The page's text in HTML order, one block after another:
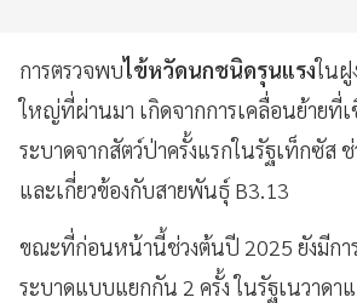
การตรวจพบไข้หวัดนกชนิดรุนแรงในฝู
ใหญ่ที่ผ่านมา เกิดจากการเคลื่อนย้ายที่
ระบาดจากสัตว์ป่าครั้งแรกในรัฐเท็กซัส
และเกี่ยวข้องกับสายพันธุ์ B3.13
ขณะที่ก่อนหน้านี้ช่วงต้นปี 2025 ยังมีกา
ระบาดแบบแยกกัน 2 ครั้ง ในรัฐเนวาดา